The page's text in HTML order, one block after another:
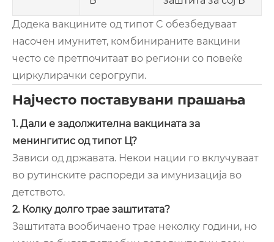
Додека вакцините од типот C обезбедуваат
насочен имунитет, комбинираните вакцини
често се претпочитаат во региони со повеќе
циркулирачки серогрупи.
Најчесто поставувани прашања
1. Дали е задолжителна вакцината за
менингитис од типот Ц?
Зависи од државата. Некои нации го вклучуваат
во рутинските распореди за имунизација во
детството.
2. Колку долго трае заштитата?
Заштитата вообичаено трае неколку години, но